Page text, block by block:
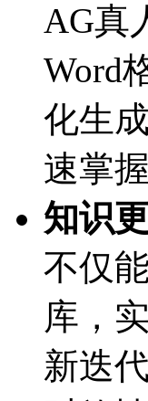
AG真
Word
化生
速掌
知识
不仅
库，
新迭